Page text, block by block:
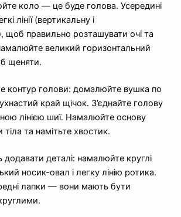
коло — це буде голова. Усередині
лінії (вертикальну і
щоб правильно розташувати очі та
великий горизонтальний
щеняти.
контур голови: домалюйте вушка по
край щічок. З’єднайте голову
лінією шиї. Намалюйте основу
тіла та намітьте хвостик.
додавати деталі: намалюйте круглі
носик-овал і легку лінію ротика.
лапки — вони мають бути